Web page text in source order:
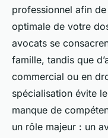
professionnel afin
optimale de votre
avocats se
famille, tandis que
commercial ou en
spécialisation évite
manque de
un rôle majeur : un